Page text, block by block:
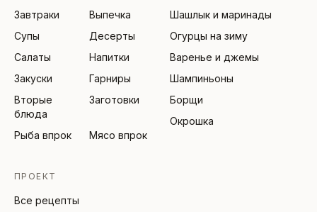
Завтраки
Выпечка
Супы
Десерты
Салаты
Напитки
Закуски
Гарниры
Вторые
блюда
Заготовки
Рыба впрок Мясо впрок
Шашлык и маринады
Огурцы на зиму
Варенье и джемы
Шампиньоны
Борщи
Окрошка
ПРОЕКТ
Все рецепты